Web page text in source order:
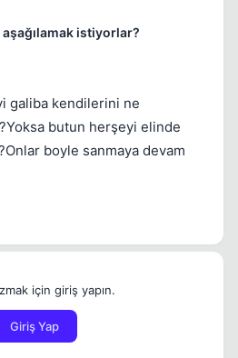
istiyorlar?
galiba kendilerini ne
butun herşeyi elinde
boyle sanmaya devam
için giriş yapın.
Giriş Yap